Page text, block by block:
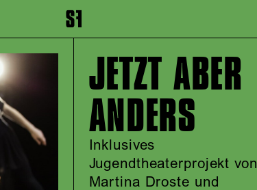
Zum Footer springen
JETZT ABER
ANDERS
Inklusives
Jugendtheaterprojekt von
Martina Droste und